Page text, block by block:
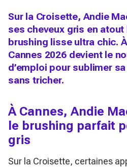
Sur la Croisette, Andie
ses cheveux gris en atout
brushing lisse ultra chic.
Cannes 2026 devient le
d’emploi pour sublimer
sans tricher.
À Cannes, Andie
le brushing parfait
gris
Sur la Croisette, certaines